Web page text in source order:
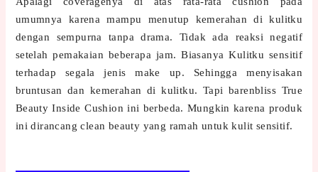
umumnya karena mampu menutup kemerahan di kulitku
dengan sempurna tanpa drama. Tidak ada reaksi negatif
setelah pemakaian beberapa jam. Biasanya Kulitku sensitif
terhadap segala jenis make up. Sehingga menyisakan
bruntusan dan kemerahan di kulitku. Tapi barenbliss True
Beauty Inside Cushion ini berbeda. Mungkin karena produk
ini dirancang clean beauty yang ramah untuk kulit sensitif.